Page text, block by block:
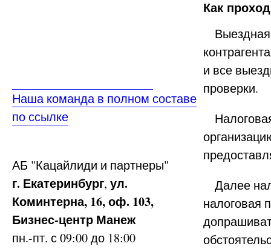
Наша команда в полном составе
по ссылке
АБ "Кацайлиди и партнеры"
г. Екатеринбург, ул.
Коминтерна, 16, оф. 103,
Бизнес-центр Манеж
пн.-пт. с 09:00 до 18:00
Как
Выездная
и все
проверки.
Далее
налоговая